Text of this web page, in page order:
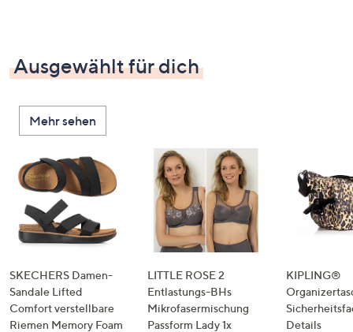
Ausgewählt für dich
Mehr sehen
SKECHERS Damen-
Sandale Lifted
Comfort verstellbare
Riemen Memory Foam
LITTLE ROSE 2
Entlastungs-BHs
Mikrofasermischung
Passform Lady 1x
KIPLING®
Details